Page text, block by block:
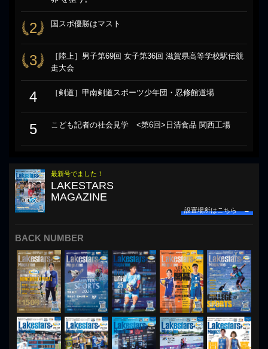
2 国スポ優勝はマスト
3
［陸上］男子第69回 女子第36回 滋賀県高等学校駅伝競
走大会
4 ［剣道］甲南剣道スポーツ少年団・忍修館道場
5 こども記者の社会見学 <第6回>日清食品 関西工場
最新号でました！
LAKESTARS
MAGAZINE
設置場所はこちら →
BACK NUMBER